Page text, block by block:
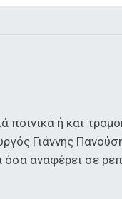
ποινικά ή και
Γιάννης
όσα αναφέρει σε